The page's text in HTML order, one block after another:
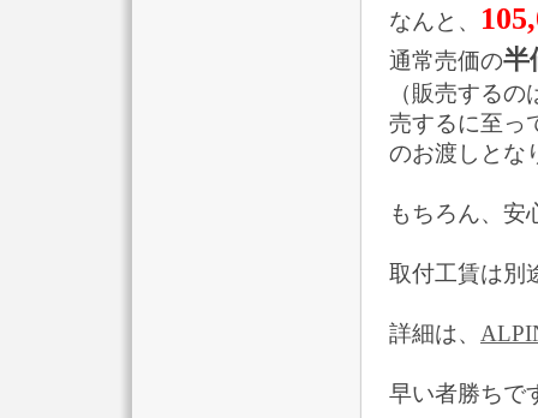
なんと、
通常売価の半
（販売する
売するに至っ
のお渡しとな
もちろん、安
取付工賃は別
詳細は、
早い者勝ちで